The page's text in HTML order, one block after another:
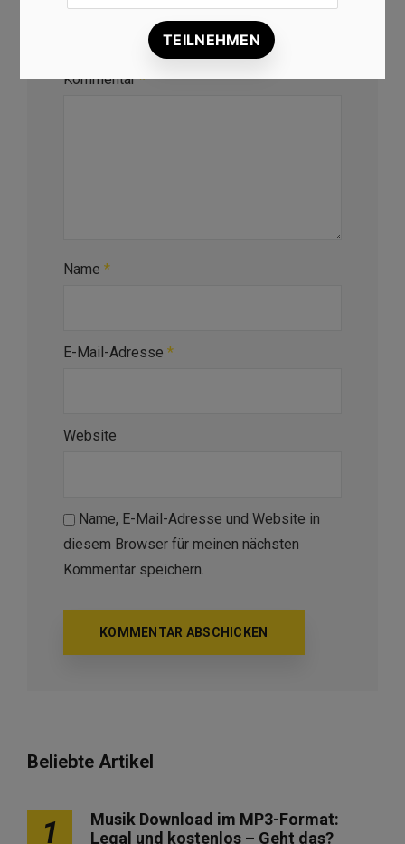
Erforderliche Felder sind mit*markiert
Kommentar*
Name *
E-Mail-Adresse *
Website
Name, E-Mail-Adresse und Website in
diesem Browser für meinen nächsten
Kommentar speichern.
Beliebte Artikel
1
Musik Download im MP3-Format:
Legal und kostenlos – Geht das?